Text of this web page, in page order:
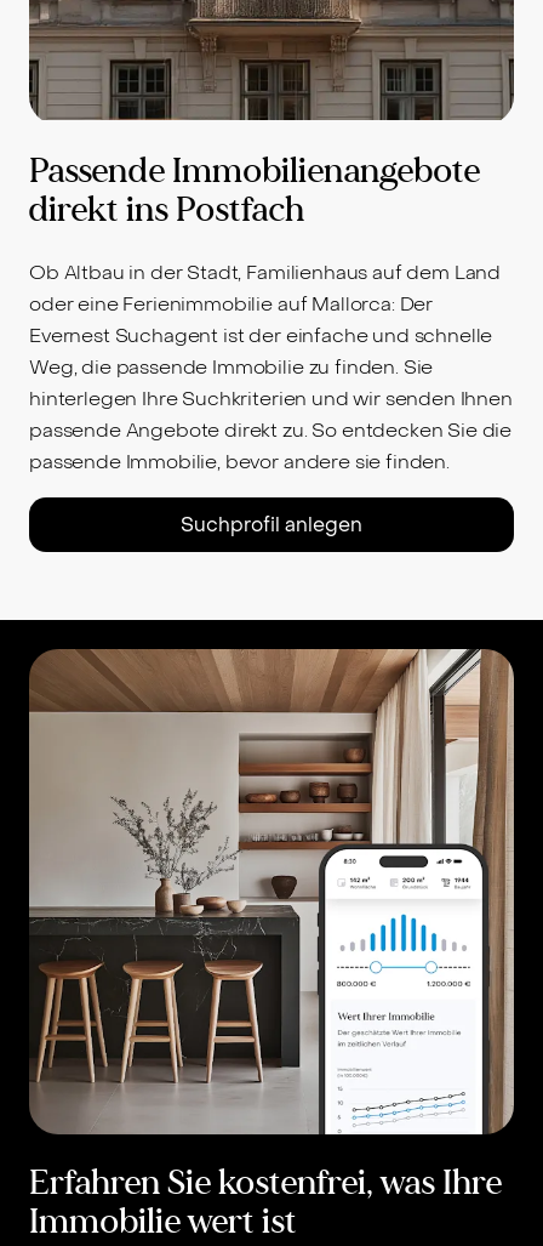
Passende Immobilienangebote
direkt ins Postfach
Ob Altbau in der Stadt, Familienhaus auf dem Land
oder eine Ferienimmobilie auf Mallorca: Der
Evernest Suchagent ist der einfache und schnelle
Weg, die passende Immobilie zu finden. Sie
hinterlegen Ihre Suchkriterien und wir senden Ihnen
passende Angebote direkt zu. So entdecken Sie die
passende Immobilie, bevor andere sie finden.
Suchprofil anlegen
Erfahren Sie kostenfrei, was Ihre
Immobilie wert ist